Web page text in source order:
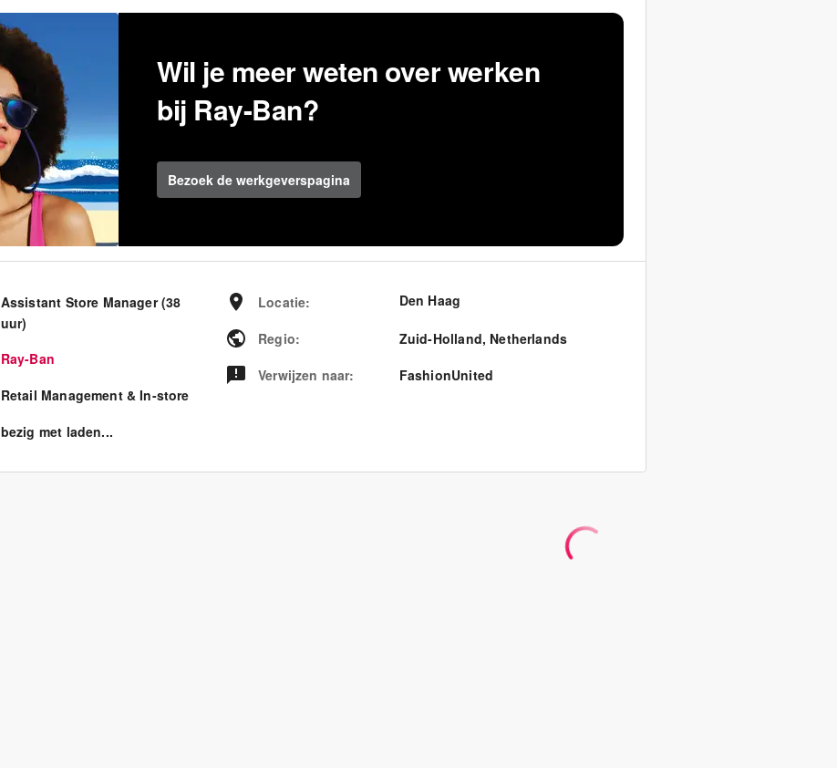
Wil je meer weten over werken
bij Ray-Ban?
Bezoek de werkgeverspagina
Assistant Store Manager (38
uur)
Ray-Ban
Retail Management & In-store
bezig met laden...
Locatie: Den Haag
Regio: Zuid-Holland, Netherlands
Verwijzen naar: FashionUnited